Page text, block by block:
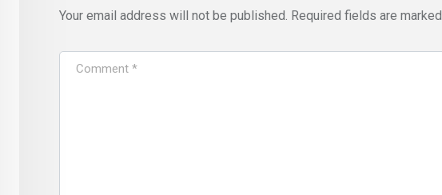
Your email address will not be published. Required fields are marked